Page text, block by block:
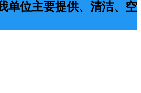
单位主要提供、清洁、空